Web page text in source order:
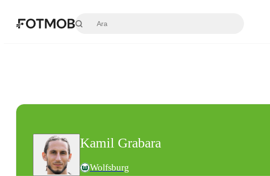
Kamil Grabara
Wolfsburg